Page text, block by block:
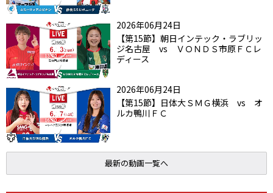
2026年06月24日
【第15節】朝日インテック・ラブリッ
ジ名古屋 vs ＶＯＮＤＳ市原ＦＣレ
ディース
2026年06月24日
【第15節】日体大ＳＭＧ横浜 vs オ
ルカ鴨川ＦＣ
最新の動画一覧へ